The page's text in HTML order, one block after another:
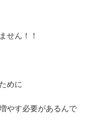
せん！！
めに
やす必要があるんで